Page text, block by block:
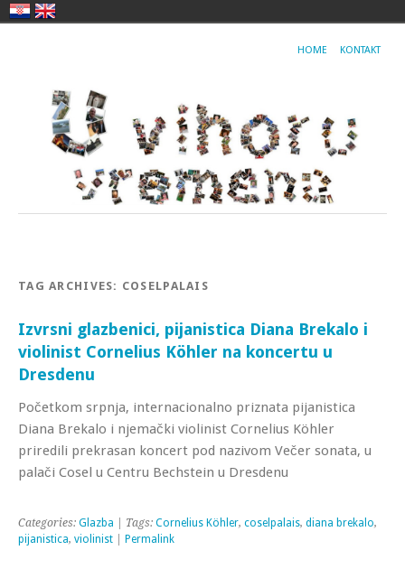
HOME KONTAKT
TAG ARCHIVES: COSELPALAIS
Izvrsni glazbenici, pijanistica Diana Brekalo i
violinist Cornelius Köhler na koncertu u
Dresdenu
Početkom srpnja, internacionalno priznata pijanistica
Diana Brekalo i njemački violinist Cornelius Köhler
priredili prekrasan koncert pod nazivom Večer sonata, u
palači Cosel u Centru Bechstein u Dresdenu
Categories: Glazba | Tags: Cornelius Köhler, coselpalais, diana brekalo,
pijanistica, violinist Permalink